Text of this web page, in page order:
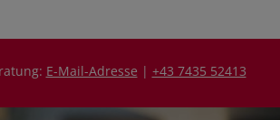
E-Mail-Adresse | +43 7435 52413